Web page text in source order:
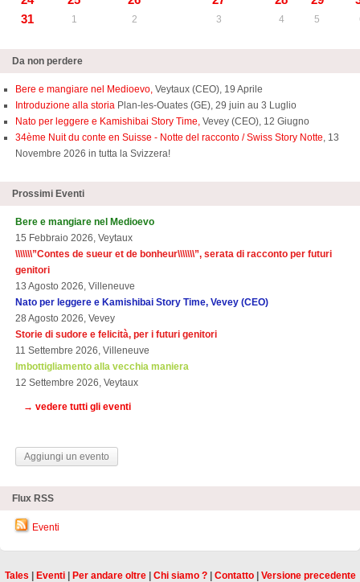
31
1 2 3 4 5
Da non perdere
Bere e mangiare nel Medioevo, Veytaux (CEO), 19 Aprile
Introduzione alla storia Plan-les-Ouates (GE), 29 juin au 3 Luglio
Nato per leggere e Kamishibai Story Time, Vevey (CEO), 12 Giugno
34ème Nuit du conte en Suisse - Notte del racconto / Swiss Story Notte, 13
Novembre 2026 in tutta la Svizzera!
Prossimi Eventi
Bere e mangiare nel Medioevo
15 Febbraio 2026, Veytaux
\\\\\\\”Contes de sueur et de bonheur\\\\\\\”, serata di racconto per futuri
genitori
13 Agosto 2026, Villeneuve
Nato per leggere e Kamishibai Story Time, Vevey (CEO)
28 Agosto 2026, Vevey
Storie di sudore e felicità, per i futuri genitori
11 Settembre 2026, Villeneuve
Imbottigliamento alla vecchia maniera
12 Settembre 2026, Veytaux
→ vedere tutti gli eventi
Aggiungi un evento
Flux RSS
Eventi
Tales Eventi| Per andare oltre| Chi siamo ?| Contatto| Versione precedente